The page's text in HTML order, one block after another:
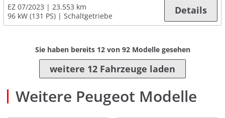
EZ 07/2023
23.553 km
96 kW (131 PS)
Schaltgetriebe Details
Sie haben bereits 12von 92Modelle gesehen
weitere 12 Fahrzeuge laden
Weitere Peugeot Modelle